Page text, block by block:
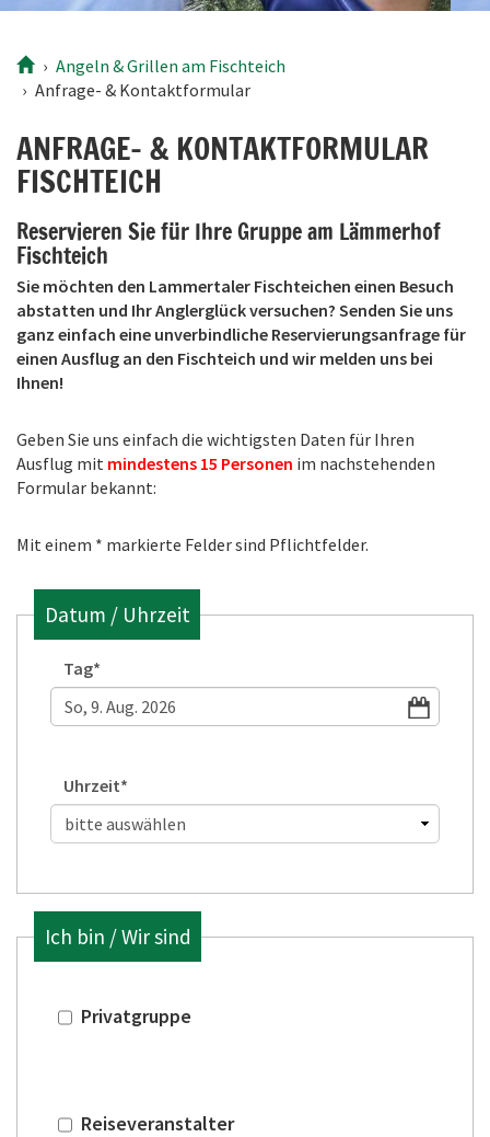
Angeln & Grillen am Fischteich
Anfrage- & Kontaktformular
ANFRAGE- & KONTAKTFORMULAR
FISCHTEICH
Reservieren Sie für Ihre Gruppe am Lämmerhof
Fischteich
Sie möchten den Lammertaler Fischteichen einen Besuch
abstatten und Ihr Anglerglück versuchen? Senden Sie uns
ganz einfach eine unverbindliche Reservierungsanfrage für
einen Ausflug an den Fischteich und wir melden uns bei
Ihnen!
Geben Sie uns einfach die wichtigsten Daten für Ihren
Ausflug mit mindestens 15 Personen im nachstehenden
Formular bekannt:
Mit einem * markierte Felder sind Pflichtfelder.
Datum / Uhrzeit
Tag*
Mo
27 28 2
10 11 12 13 14 15 16
17 18 19 20 21 22 23
24 25 26
31 1
Uhrzeit*
Ich bin / Wir sind
Privatgruppe
Reiseveranstalter